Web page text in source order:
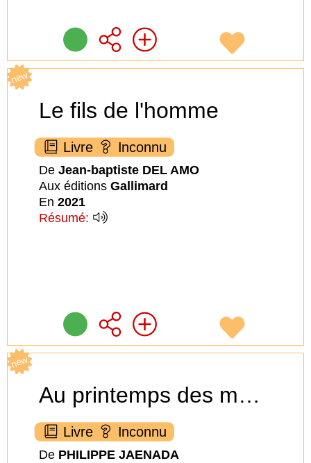
new
Le fils de l'homme
Livre Inconnu
De Jean-baptiste DEL AMO
Aux éditions Gallimard
En 2021
Résumé:
new
Au printemps des monstres
Livre Inconnu
De PHILIPPE JAENADA